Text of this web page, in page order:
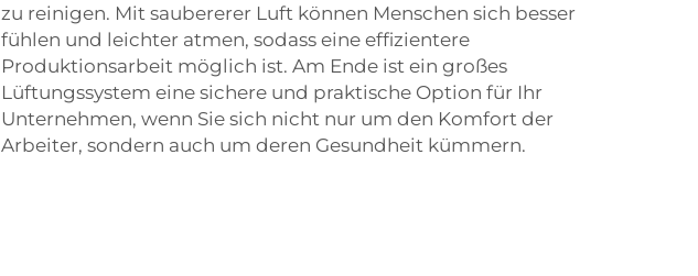
zu reinigen. Mit saubererer Luft können Menschen sich besser
fühlen und leichter atmen, sodass eine effizientere
Produktionsarbeit möglich ist. Am Ende ist ein großes
Lüftungssystem eine sichere und praktische Option für Ihr
Unternehmen, wenn Sie sich nicht nur um den Komfort der
Arbeiter, sondern auch um deren Gesundheit kümmern.